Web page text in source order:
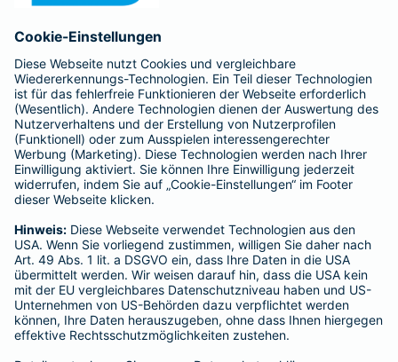
Affiliate-Partner werden
Barmenia ist Teil der BarmeniaGothaer
BELIEBTE SEITEN
Kranken-Zusatzversicherung
Tierversicherungen
Haftpflichtversicherung
Hausratversicherung
SERVICE
Adresse ändern
Schaden melden
Kilometerstandsmeldung
Serviceübersicht